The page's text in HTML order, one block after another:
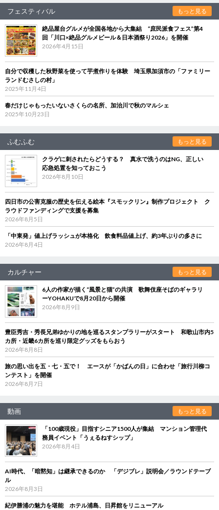
フェスティバル もっと見る
絶品屋台グルメが全国各地から大集結 “庶民派食フェス”第4
回「川口×絶品グルメビール＆日本酒祭り2026」を開催
2026年4月15日
自分で収穫した秋野菜を使って芋煮作りを体験 埼玉県加須市の「ファミリー
ランドむさしの村」
2025年11月4日
春だけじゃもったいないさくらの名所、加治川で秋のマルシェ
2025年10月23日
ふむふむ もっと見る
クラゲに刺されたらどうする？ 真水で洗うのはNG、正しい
応急処置を知っておこう
2026年8月10日
四日市の公害克服の歴史を伝える絵本『スモックリン』制作プロジェクト ク
ラウドファンディングで支援を募集
2026年8月5日
「中東発」値上げラッシュが本格化 飲食料品値上げ、約3年ぶりの多さに
2026年8月4日
カルチャー もっと見る
6人の作家が描く“風景と猫”の共演 歌舞伎座そばのギャラリ
ーYOHAKUで8月20日から開催
2026年8月9日
豊臣秀吉・秀長兄弟ゆかりの地を巡るスタンプラリーがスタート 和歌山市内5
カ所・近畿6カ所を巡り限定グッズをもらおう
2026年8月8日
旅の思い出を五・七・五で！ エースが「かばんの日」に合わせ「旅行川柳コ
ンテスト」を開催
2026年8月7日
動画 もっと見る
「100歳現役」目指すシニア1500人が集結 マンション管理代
務員イベント「うぇるねすシップ」
2026年8月4日
AI時代、「暗黙知」は継承できるのか 「デジブレ」説明会／ラウンドテーブ
ル
2026年8月3日
紀伊勝浦の魅力を堪能 ホテル浦島、日昇館をリニューアル